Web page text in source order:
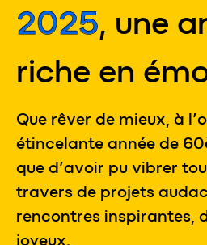
2025, une
riche en
Que rêver de mieux, à
étincelante année de
que d’avoir pu vibrer
travers de projets
rencontres inspirantes,
joyeux.